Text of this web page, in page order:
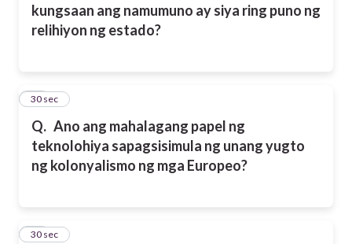
kungsaan ang namumuno ay siya ring puno ng
relihiyon ng estado?
Q. Ano ang mahalagang papel ng
teknolohiya sapagsisimula ng unang yugto
ng kolonyalismo ng mga Europeo?
15
30 sec
16
30 sec